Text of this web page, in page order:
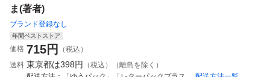
ま(著者)
ブランド登録なし
年間ベストストア
価格 715円
（税込）
送料 東京都は398円
（税込）（離島を除く）